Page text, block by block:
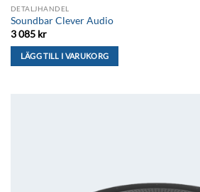
DETALJHANDEL
Soundbar Clever Audio
3 085 kr
LÄGG TILL I VARUKORG